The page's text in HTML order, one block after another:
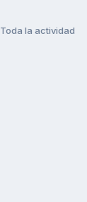
Toda la actividad